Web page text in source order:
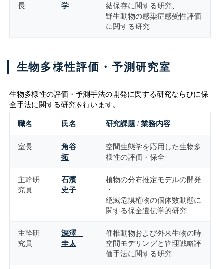
長
学
結保存に関する研究、
野生動物の感染症感受性評価
に関する研究
生物多様性評価・予測研究室
生物多様性の評価・予測手法の開発に関する研究ならびに保
全手法に関する研究を行います。
職名 氏名 研究課題 / 業務内容
室長
角谷
拓
空間生態学を応用した生物多
様性の評価・保全
主幹研
究員
石濱
史子
植物の分布推定モデルの開発
・
絶滅危惧植物の個体数動態に
関する保全遺伝学的研究
主幹研
究員
深澤
圭太
脊椎動物および外来生物の時
空間モデリングと管理戦略評
価手法に関する研究